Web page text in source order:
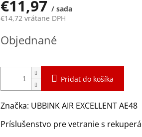
€11,97 / sada
€14,72 vrátane DPH
cena:
Objednané
Pridať do košíka
Značka: UBBINK AIR EXCELLENT AE48
Príslušenstvo pre vetranie s